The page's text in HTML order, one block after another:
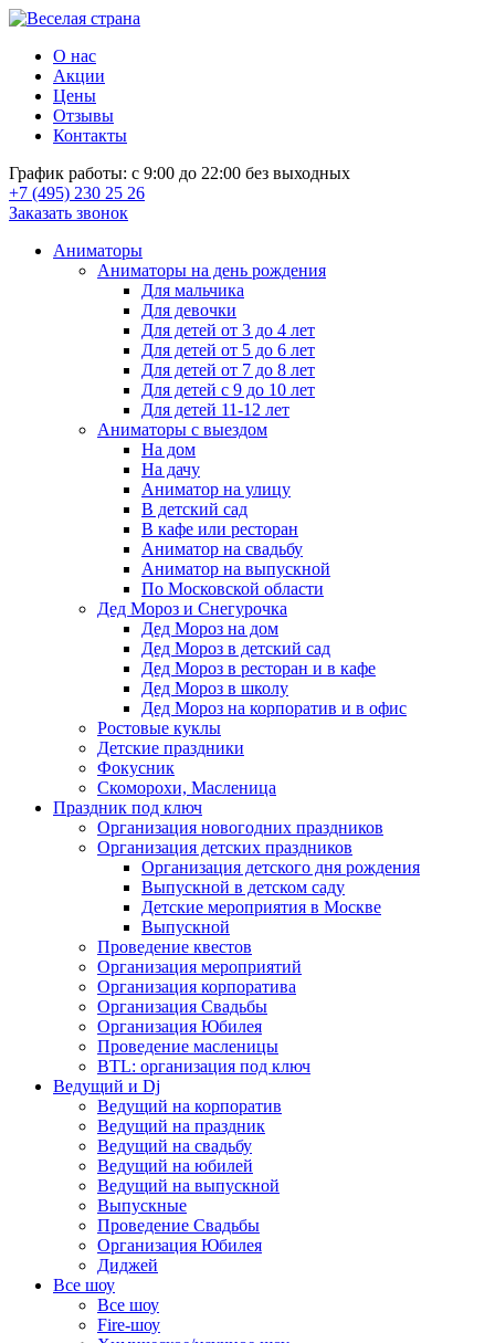
О нас
Акции
Цены
Отзывы
Контакты
График работы: с 9:00 до 22:00 без выходных
+7 (495) 230 25 26
Заказать звонок
Аниматоры
Аниматоры на день рождения
Для мальчика
Для девочки
Для детей от 3 до 4 лет
Для детей от 5 до 6 лет
Для детей от 7 до 8 лет
Для детей с 9 до 10 лет
Для детей 11-12 лет
Аниматоры с выездом
На дом
На дачу
Аниматор на улицу
В детский сад
В кафе или ресторан
Аниматор на свадьбу
Аниматор на выпускной
По Московской области
Дед Мороз и Снегурочка
Дед Мороз на дом
Дед Мороз в детский сад
Дед Мороз в ресторан и в кафе
Дед Мороз в школу
Дед Мороз на корпоратив и в офис
Ростовые куклы
Детские праздники
Фокусник
Скоморохи, Масленица
Праздник под ключ
Организация новогодних праздников
Организация детских праздников
Организация детского дня рождения
Выпускной в детском саду
Детские мероприятия в Москве
Выпускной
Проведение квестов
Организация мероприятий
Организация корпоратива
Организация Свадьбы
Организация Юбилея
Проведение масленицы
BTL: организация под ключ
Ведущий и Dj
Ведущий на корпоратив
Ведущий на праздник
Ведущий на свадьбу
Ведущий на юбилей
Ведущий на выпускной
Выпускные
Проведение Свадьбы
Организация Юбилея
Диджей
Все шоу
Все шоу
Fire-шоу